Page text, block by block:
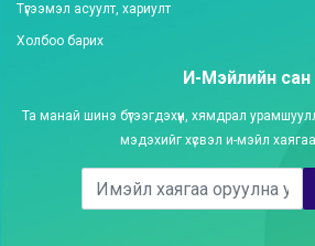
Түгээмэл асуулт, хариулт
Холбоо барих
И-Мэйлийн сан
Та манай шинэ бүтээгдэхүүн, хямдрал
мэдэхийг хүсвэл и-мэйл хаягаа